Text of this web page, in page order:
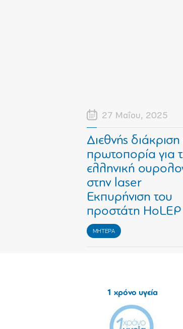
27 Μαΐου, 2025
Διεθνής διάκριση
πρωτοπορία για
ελληνική
στην laser
Εκπυρήνιση του
προστάτη ΗoLEP
ΜΗΤΕΡΑ
1 χρόνο υγεία